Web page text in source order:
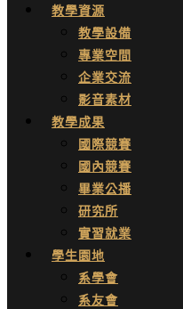
教學資源
教學設備
專業空間
企業交流
影音素材
教學成果
國際競賽
國內競賽
畢業公播
研究所
實習就業
學生園地
系學會
系友會